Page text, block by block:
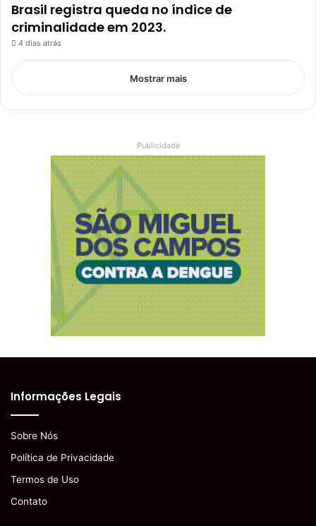
Brasil registra queda no índice de
criminalidade em 2023.
4 dias atrás
Mostrar mais
Publicidade
Informações Legais
Sobre Nós
Política de Privacidade
Termos de Uso
Contato